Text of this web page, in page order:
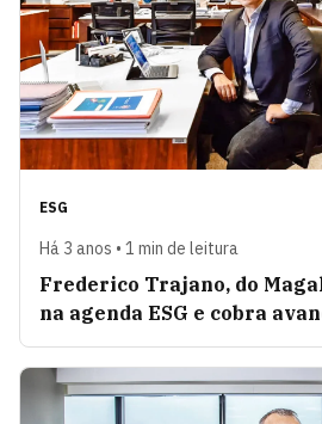
ESG
Há 3 anos • 1 min de leitura
Frederico Trajano, do
na agenda ESG e cobra